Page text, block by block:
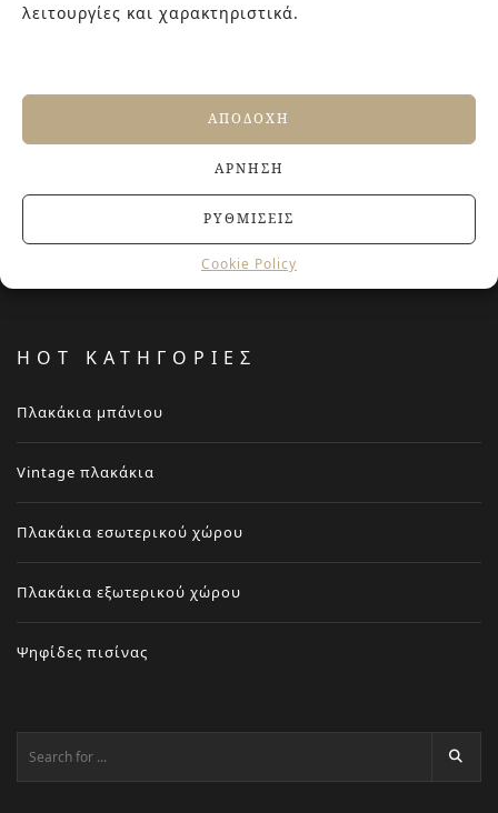
λειτουργίες και χαρακτηριστικά.
ΑΠΟΔΟΧΉ
ΆΡΝΗΣΗ
ΡΥΘΜΊΣΕΙΣ
Cookie Policy
ΤΕΛΕΥΤΑΙΑ ΑΡΘΡΑ
τάση που χαρίζει βάθος και πολυτέλεια στους
Αντιολισθητικά πλακάκια: Όλα όσα πρέπει να
γνωρίζετε πριν την αγορά
27 ΙΟΥΝΊΟΥ, 2026
20 ΙΟΥΝΊΟΥ, 2026
HOT ΚΑΤΗΓΟΡΙΕΣ
Πλακάκια μπάνιου
Vintage πλακάκια
Πλακάκια εσωτερικού χώρου
Πλακάκια εξωτερικού χώρου
Ψηφίδες πισίνας